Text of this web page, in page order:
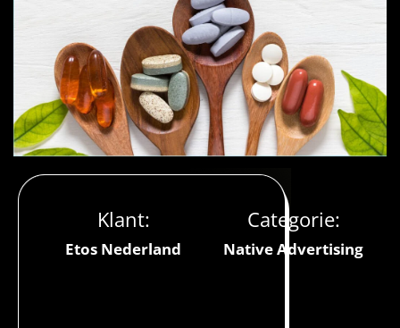
Klant:
Etos Nederland
Categorie:
Native Advertising